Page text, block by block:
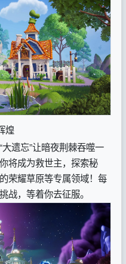
煌
遗忘”让暗夜荆棘吞噬一
将成为救世主，探索秘
荣耀草原等专属领域！每
战，等着你去征服。